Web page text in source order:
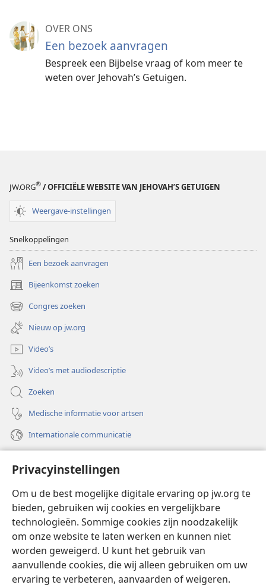
Privacyinstellingen
Om u de best mogelijke digitale ervaring op jw.org te
bieden, gebruiken wij cookies en vergelijkbare
technologieën. Sommige cookies zijn noodzakelijk
om onze website te laten werken en kunnen niet
worden geweigerd. U kunt het gebruik van
aanvullende cookies, die wij alleen gebruiken om uw
ervaring te verbeteren, aanvaarden of weigeren.
OVER ONS
Een bezoek aanvragen
Bespreek een Bijbelse vraag of kom meer te
weten over Jehovah’s Getuigen.
JW.ORG® / OFFICIËLE WEBSITE VAN JEHOVAH’S GETUIGEN
Weergave-instellingen
Snelkoppelingen
Een bezoek aanvragen
Bijeenkomst zoeken
(opent
nieuw
venster)
Congres zoeken
(opent
nieuw
venster)
Nieuw op jw.org
Video’s
Video’s met audiodescriptie
Zoeken
Medische informatie voor artsen
Internationale communicatie
(opent
nieuw
venster)Watchtower ONLINE LIBRARY™
(opent
nieuw
venster)JW Hub
(opent
nieuw
venster)
®